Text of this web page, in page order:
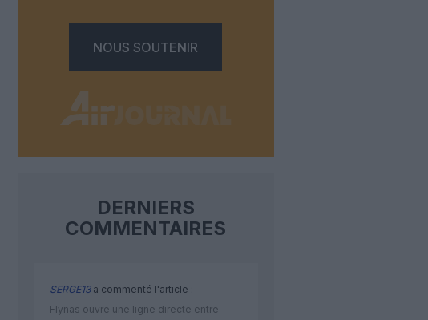
NOUS SOUTENIR
DERNIERS
COMMENTAIRES
SERGE13a commenté l'article :
Flynas ouvre une ligne directe entre